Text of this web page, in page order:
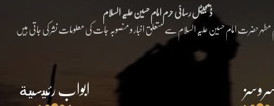
ڈیجیٹل رسائی حرم امام حسین علیہ السلام
حضرت امام حسین علیہ السلام سے متعلق اخبار و منصوبہ جات کی معلومات نشر کی جاتی ہیں
ابواب رئيسية